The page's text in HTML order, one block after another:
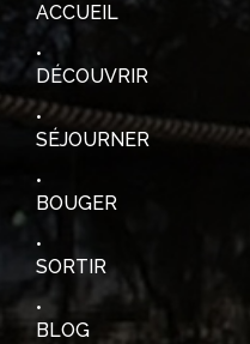
ACCUEIL
DÉCOUVRIR
SÉJOURNER
BOUGER
SORTIR
BLOG